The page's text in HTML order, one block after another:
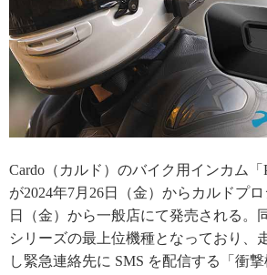
Cardo（カルド）のバイク用インカム「
が2024年7月26日（金）からカルドプ
日（金）から一般店にて発売される。
シリーズの最上位機種となっており、
し緊急連絡先に SMS を配信する「衝撃